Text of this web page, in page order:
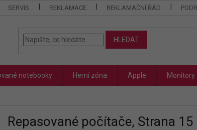
SERVIS REKLAMACE REKLAMAČNÍ ŘÁD
HLEDAT
notebooky Herní zóna Apple Monitory
Repasované počítače, Strana 15